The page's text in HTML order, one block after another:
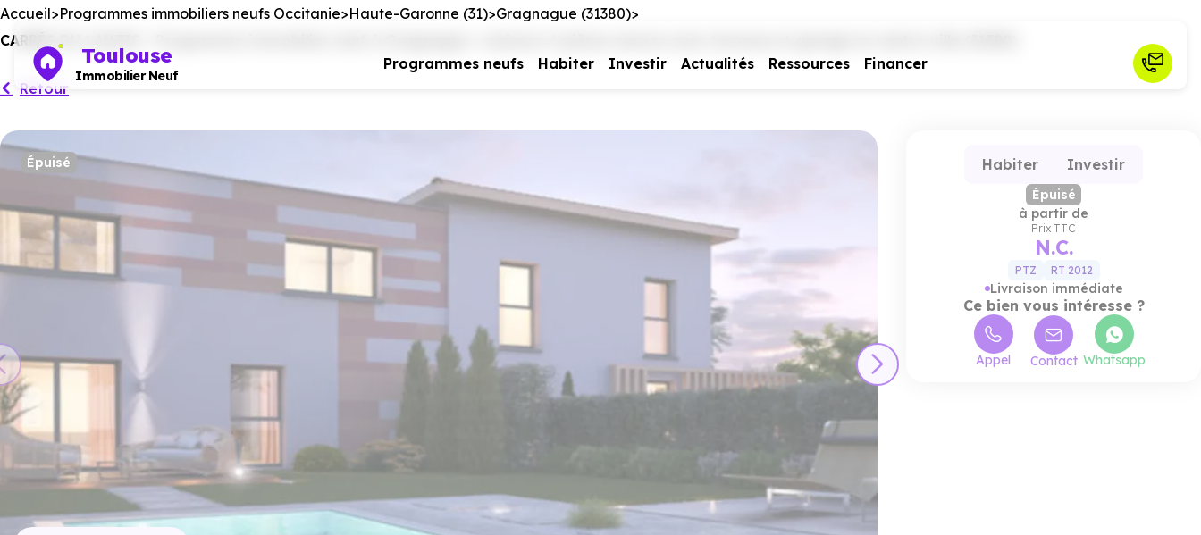
Toulouse
Immobilier Neuf
Programmes neufs Habiter Investir Actualités Ressources Financer
Accueil Programmes immobiliers neufs Occitanie Haute-Garonne (31) Gragnague (31380)
CARRÉS DU LAUZIS - Programme immobilier neuf à Gragnague : maisons 4 pièces neuves avec terrasse et garage en centre-ville (31380)
Retour
Épuisé
Ce programme vous intéresse
Habiter Investir
Épuisé
à partir de
Prix TTC
N.C.
PTZ RT 2012
Livraison immédiate
Ce bien vous intéresse ?
Appel Contact Whatsapp